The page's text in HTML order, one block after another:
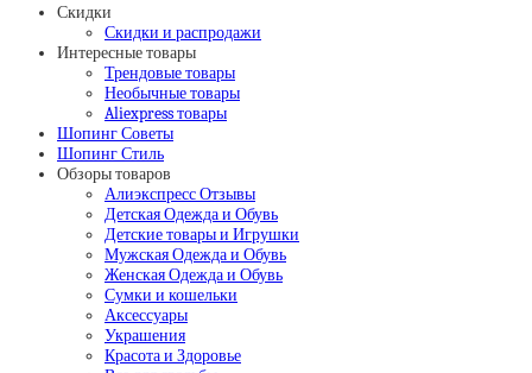
Скидки
Скидки и распродажи
Интересные товары
Трендовые товары
Необычные товары
Aliexpress товары
Шопинг Советы
Шопинг Стиль
Обзоры товаров
Алиэкспресс Отзывы
Детская Одежда и Обувь
Детские товары и Игрушки
Мужская Одежда и Обувь
Женская Одежда и Обувь
Сумки и кошельки
Аксессуары
Украшения
Красота и Здоровье